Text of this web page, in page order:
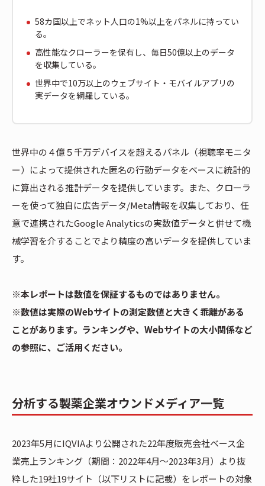
58カ国以上でネット人口の1%以上をパネルに持ってい
る。
高性能なクローラーを保有し、毎日50億以上のデータ
を収集している。
世界中で10万以上のウェブサイト・モバイルアプリの
実データを網羅している。
世界中の４億５千万デバイスを超えるパネル（視聴率モニタ
ー）によって提供された匿名の行動データをベースに統計的
に算出される推計データを提供しています。また、クローラ
ーを使って独自に広告データ/Meta情報を収集しており、任
意で連携されたGoogle Analyticsの実数値データと併せて機
械学習を介することでより精度の高いデータを提供していま
す。
※本レポートは数値を保証するものではありません。
※数値は実際のWebサイトの測定数値と大きく乖離がある
ことがあります。ランキングや、Webサイトの大小関係など
の参照に、ご活用ください。
分析する製薬企業オウンドメディア一覧
2023年5月にIQVIAより公開された22年度販売会社ベース企
業売上ランキング（期間：2022年4月～2023年3月）より抜
粋した19社19サイト（以下リストに記載）をレポートの対象